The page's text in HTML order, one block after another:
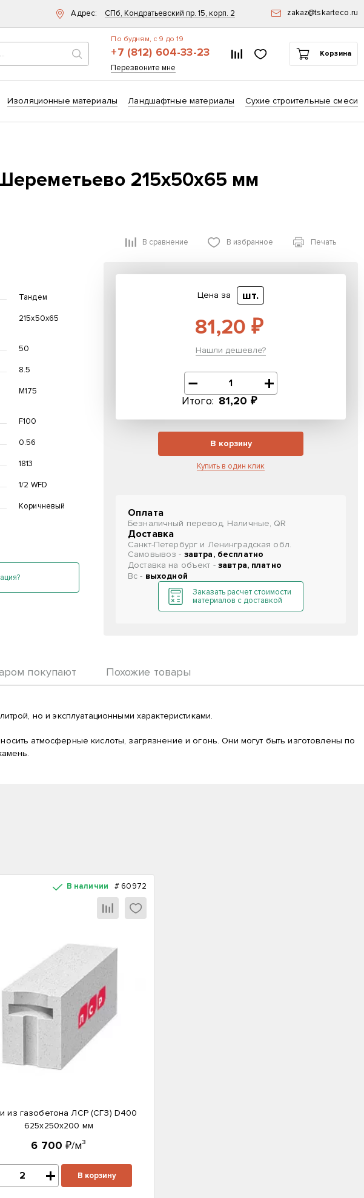
Адрес: СПб, Кондратьевский пр. 15, корп. 2 zakaz@tskarteco.ru
Поиск
По будням, с 9 до 19
+7 (812) 604-33-23
Перезвоните мне
Список сравнения
Избранное Корзина
Изоляционные материалы Ландшафтные материалы Сухие строительные смеси
215х50х65 мм
Тандем
215х50х65
50
8.5
М175
F100
0.56
1813
1/2 WFD
Коричневый
В сравнение В избранное Печать
Цена за шт.
81,20 ₽
Нашли дешевле?
Итого: 81,20 ₽
В корзину
Купить в один клик
Оплата
Безналичный перевод, Наличные, QR
Доставка
Санкт-Петербург и Ленинградская обл.
Самовывоз - завтра, бесплатно
Доставка на объект - завтра, платно
Вс - выходной
Заказать расчет стоимости
материалов с доставкой
покупают Похожие товары
но и эксплуатационными характеристиками.
атмосферные кислоты, загрязнение и огонь. Они могут быть изготовлены по
В наличии # 60972
из газобетона ЛСР (СГЗ) D400
625х250х200 мм
6 700 ₽/м³
В корзину